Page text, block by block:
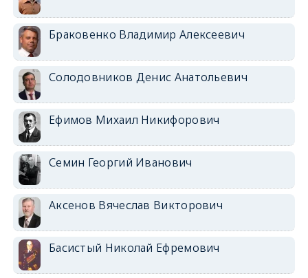
Браковенко Владимир Алексеевич
Солодовников Денис Анатольевич
Ефимов Михаил Никифорович
Семин Георгий Иванович
Аксенов Вячеслав Викторович
Басистый Николай Ефремович